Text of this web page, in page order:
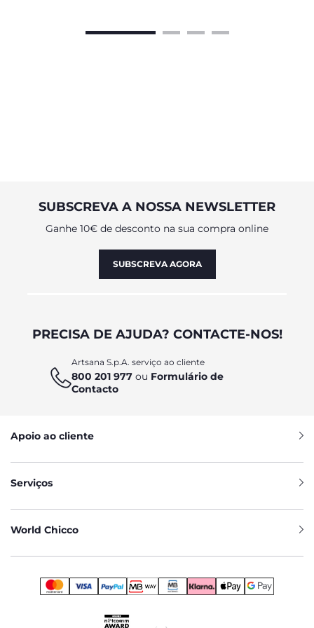
SUBSCREVA A NOSSA NEWSLETTER
Ganhe 10€ de desconto na sua compra online
SUBSCREVA AGORA
PRECISA DE AJUDA? CONTACTE-NOS!
Artsana S.p.A. serviço ao cliente
800 201 977 ou Formulário de
Contacto
Apoio ao cliente
Serviços
World Chicco